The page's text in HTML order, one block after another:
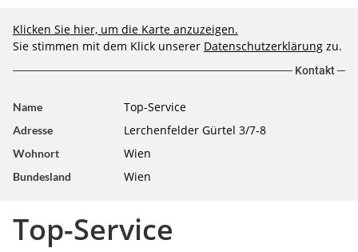
Klicken Sie hier, um die Karte anzuzeigen.
Sie stimmen mit dem Klick unserer Datenschutzerklärung zu.
Kontakt
Name Top-Service
Adresse Lerchenfelder Gürtel 3/7-8
Wohnort Wien
Bundesland Wien
Top-Service